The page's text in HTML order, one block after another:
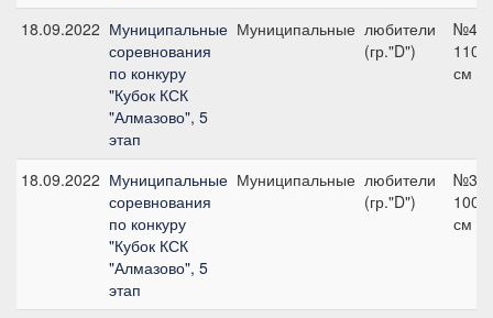
18.09.2022 Муниципальные
соревнования
по конкуру
"Кубок КСК
"Алмазово", 5
этап
Муниципальные любители
(гр."D")
№4,
110
см
18.09.2022 Муниципальные
соревнования
по конкуру
"Кубок КСК
"Алмазово", 5
этап
Муниципальные любители
(гр."D")
№3,
100
см